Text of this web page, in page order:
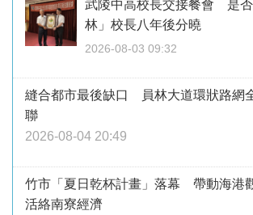
武陵中高校長交接餐會 是
林」校長八年後分曉
2026-08-03 09:32
縫合都市最後缺口 員林大道環狀路網
聯
2026-08-04 20:49
竹市「夏日乾杯計畫」落幕 帶動海港
活絡南寮經濟